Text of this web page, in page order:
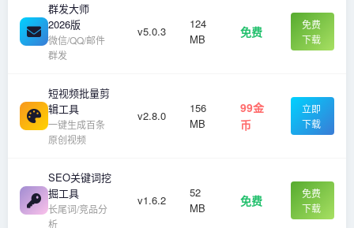
群发大师
2026版
微信/QQ/邮件
群发
v5.0.3
124
MB
免费
免费
下载
短视频批量剪
辑工具
一键生成百条
原创视频
v2.8.0
156
MB
99金
币
立即
下载
SEO关键词挖
掘工具
长尾词/竞品分
析
v1.6.2
52
MB
免费
免费
下载